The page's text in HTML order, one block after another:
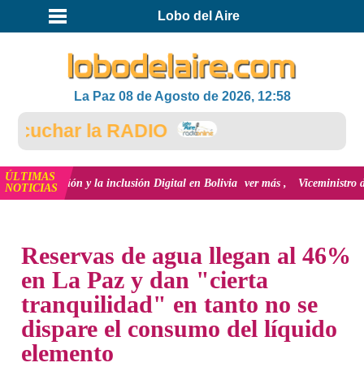
Lobo del Aire
La Paz 08 de Agosto de 2026, 12:58
la RADIO
ÚLTIMAS
NOTICIASy la inclusión Digital en Bolivia ver más Viceministro de Medio
Reservas de agua llegan al 46%
en La Paz y dan "cierta
tranquilidad" en tanto no se
dispare el consumo del líquido
elemento